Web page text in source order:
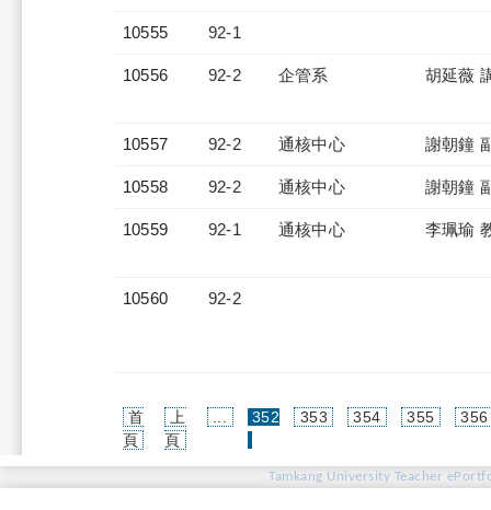
10555 92-1
10556 92-2 企管系 胡延薇
10557 92-2 通核中心 謝朝鐘
10558 92-2 通核中心 謝朝鐘
10559 92-1 通核中心 李珮瑜
10560 92-2
首
頁
上
頁
352
353 354 355 356
Tamkang University Teacher